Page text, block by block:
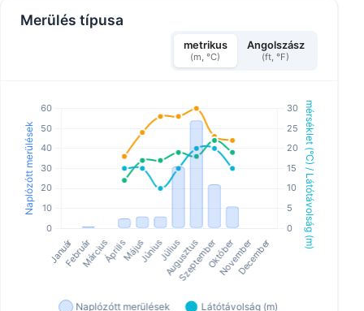
Merülés típusa
metrikus
(m, °C)
Angolszász
(ft, °F)